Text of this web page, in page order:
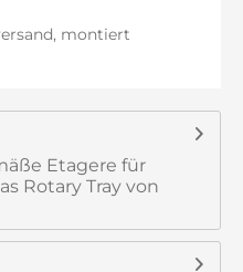
montiert
Etagere für
Rotary Tray von